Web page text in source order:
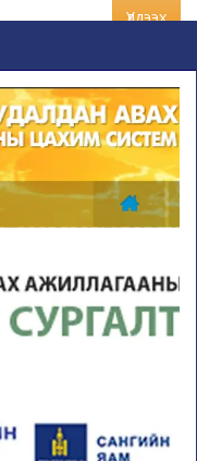
Үлдээх